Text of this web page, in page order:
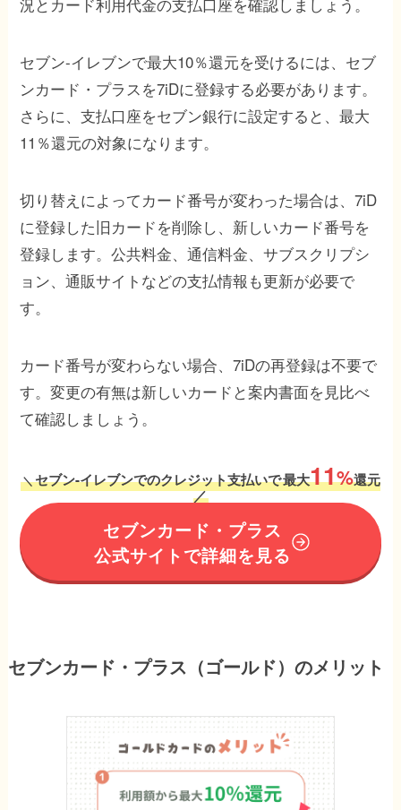
セブン-イレブンで最大10％還元を受けるには、セブ
ンカード・プラスを7iDに登録する必要があります。
さらに、支払口座をセブン銀行に設定すると、最大
11％還元の対象になります。
切り替えによってカード番号が変わった場合は、7iD
に登録した旧カードを削除し、新しいカード番号を
登録します。公共料金、通信料金、サブスクリプシ
ョン、通販サイトなどの支払情報も更新が必要で
す。
カード番号が変わらない場合、7iDの再登録は不要で
す。変更の有無は新しいカードと案内書面を見比べ
て確認しましょう。
＼セブン-イレブンでのクレジット支払いで最大11%還元
／
セブンカード・プラス
公式サイトで詳細を見る
セブンカード・プラス（ゴールド）のメリット